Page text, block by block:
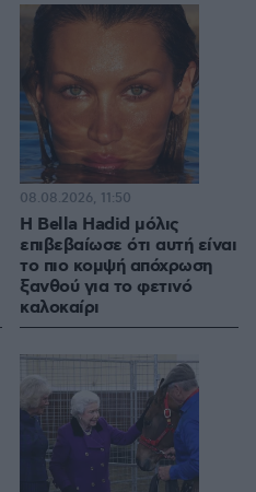
Η Bella Hadid μόλις
επιβεβαίωσε ότι αυτή είναι
το πιο κομψή απόχρωση
ξανθού για το φετινό
καλοκαίρι
08.08.2026, 11:50